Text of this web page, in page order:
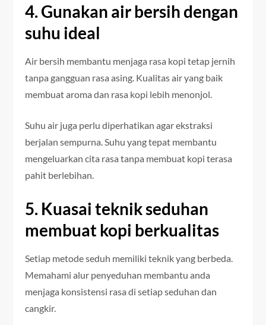
4. Gunakan air bersih dengan
suhu ideal
Air bersih membantu menjaga rasa kopi tetap jernih
tanpa gangguan rasa asing. Kualitas air yang baik
membuat aroma dan rasa kopi lebih menonjol.
Suhu air juga perlu diperhatikan agar ekstraksi
berjalan sempurna. Suhu yang tepat membantu
mengeluarkan cita rasa tanpa membuat kopi terasa
pahit berlebihan.
5. Kuasai teknik seduhan
membuat kopi berkualitas
Setiap metode seduh memiliki teknik yang berbeda.
Memahami alur penyeduhan membantu anda
menjaga konsistensi rasa di setiap seduhan dan
cangkir.